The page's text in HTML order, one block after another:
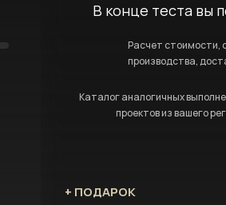
В конце теста вы
Расчет стоимости,
производства,
Каталог аналогичных
проектов из вашего
+ ПОДАРОК